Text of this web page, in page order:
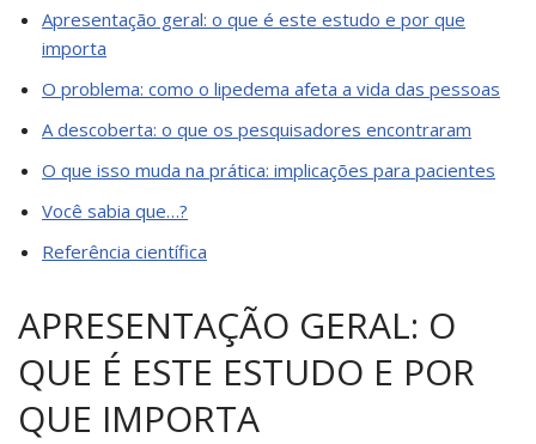
Apresentação geral: o que é este estudo e por que
importa
O problema: como o lipedema afeta a vida das pessoas
A descoberta: o que os pesquisadores encontraram
O que isso muda na prática: implicações para pacientes
Você sabia que…?
Referência científica
APRESENTAÇÃO GERAL: O
QUE É ESTE ESTUDO E POR
QUE IMPORTA